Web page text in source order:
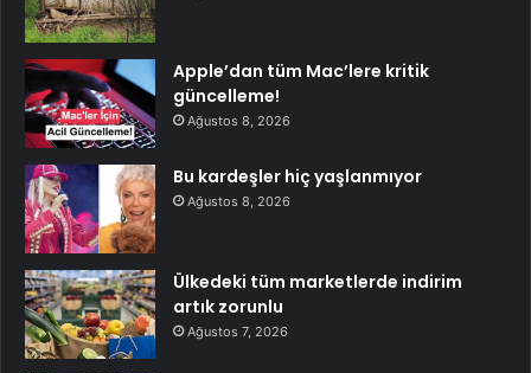
Apple’dan tüm Mac’lere kritik
güncelleme!
Ağustos 8, 2026
Bu kardeşler hiç yaşlanmıyor
Ağustos 8, 2026
Ülkedeki tüm marketlerde indirim
artık zorunlu
Ağustos 7, 2026